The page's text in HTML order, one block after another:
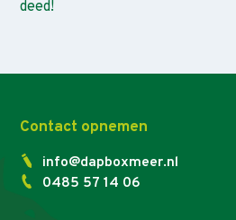
deed!
Contact opnemen
info@dapboxmeer.nl
0485 57 14 06